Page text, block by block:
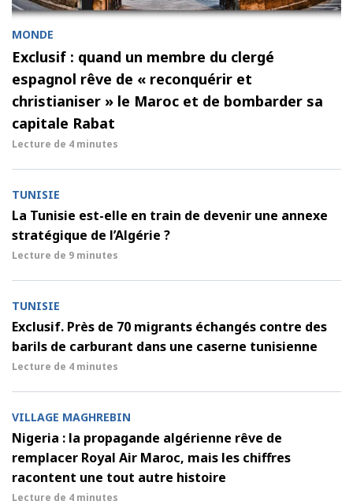
MONDE
Exclusif : quand un membre du clergé
espagnol rêve de « reconquérir et
christianiser » le Maroc et de bombarder sa
capitale Rabat
Lecture de 4 minutes
TUNISIE
La Tunisie est-elle en train de devenir une annexe
stratégique de l’Algérie ?
Lecture de 9 minutes
TUNISIE
Exclusif. Près de 70 migrants échangés contre des
barils de carburant dans une caserne tunisienne
Lecture de 4 minutes
VILLAGE MAGHREBIN
Nigeria : la propagande algérienne rêve de
remplacer Royal Air Maroc, mais les chiffres
racontent une tout autre histoire
Lecture de 4 minutes